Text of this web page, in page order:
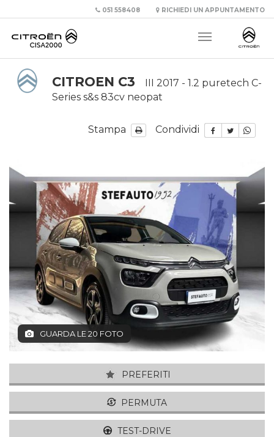
051 558408 RICHIEDI UN APPUNTAMENTO
CITROEN C3
III 2017 - 1.2 puretech C-
Series s&s 83cv neopat
Stampa Condividi
GUARDA LE 20 FOTO
PREFERITI
PERMUTA
TEST-DRIVE